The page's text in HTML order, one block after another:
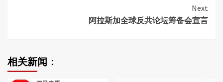
Next
阿拉斯加全球反共论坛筹备会宣言
相关新闻：